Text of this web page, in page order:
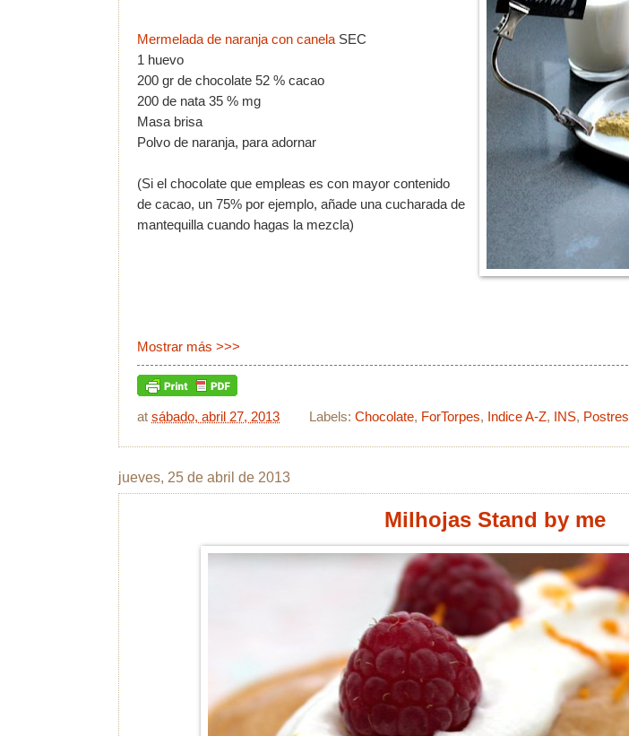
Mermelada de naranja con canela SEC
1 huevo
200 gr de chocolate 52 % cacao
200 de nata 35 % mg
Masa brisa
Polvo de naranja, para adornar
(Si el chocolate que empleas es con mayor contenido
de cacao, un 75% por ejemplo, añade una cucharada de
mantequilla cuando hagas la mezcla)
Mostrar más >>>
at sábado, abril 27, 2013 Labels:Chocolate, ForTorpes, Indice A-Z, INS, Postres
jueves, 25 de abril de 2013
Milhojas Stand by me